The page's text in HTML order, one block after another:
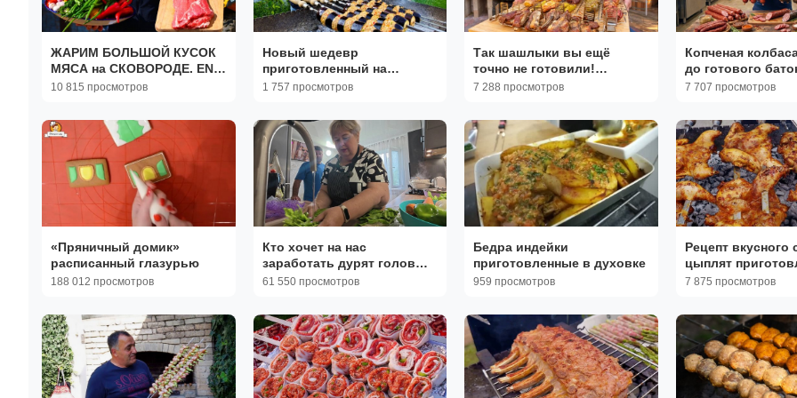
ЖАРИМ БОЛЬШОЙ КУСОК
МЯСА на СКОВОРОДЕ. ENG
SUB
10 815 просмотров
Новый шедевр
приготовленный на
мангале
1 757 просмотров
Так шашлыки вы ещё
точно не готовили!
Рецепты приготовления в
7 288 просмотров
Копченая
до готового
Пошаговый
7 707 просмотров
«Пряничный домик»
расписанный глазурью
188 012 просмотров
Кто хочет на нас
заработать дурят головы
людям. Мойва из моего
61 550 просмотров
Бедра индейки
приготовленные в духовке
959 просмотров
Рецепт вкусного
цыплят
мангале
7 875 просмотров